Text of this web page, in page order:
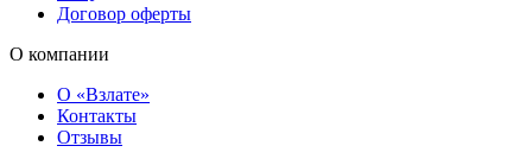
Договор оферты
О компании
О «Взлате»
Контакты
Отзывы